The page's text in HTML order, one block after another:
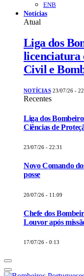
ENB
Notícias
Atual
Liga dos
licenciatura
Civil e
NOTÍCIAS 23/07/26 -
Recentes
Liga dos
Ciências de
23/07/26 - 22:31
Novo Comando
posse
20/07/26 - 11:09
Chefe dos
Louvor após
17/07/26 - 0:13